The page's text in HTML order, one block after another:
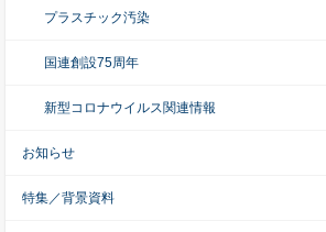
プラスチック汚染
国連創設75周年
新型コロナウイルス関連情報
お知らせ
特集／背景資料